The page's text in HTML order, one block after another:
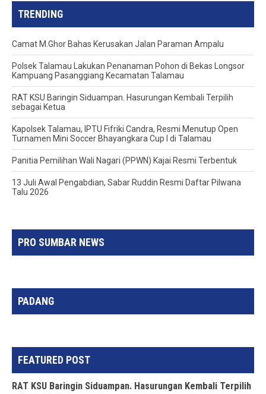
TRENDING
Camat M.Ghor Bahas Kerusakan Jalan Paraman Ampalu
Polsek Talamau Lakukan Penanaman Pohon di Bekas Longsor
Kampuang Pasanggiang Kecamatan Talamau
RAT KSU Baringin Siduampan. Hasurungan Kembali Terpilih
sebagai Ketua
Kapolsek Talamau, IPTU Fifriki Candra, Resmi Menutup Open
Turnamen Mini Soccer Bhayangkara Cup I di Talamau
Panitia Pemilihan Wali Nagari (PPWN) Kajai Resmi Terbentuk
13 Juli Awal Pengabdian, Sabar Ruddin Resmi Daftar Pilwana
Talu 2026
PRO SUMBAR NEWS
PADANG
FEATURED POST
RAT KSU Baringin Siduampan. Hasurungan Kembali Terpilih